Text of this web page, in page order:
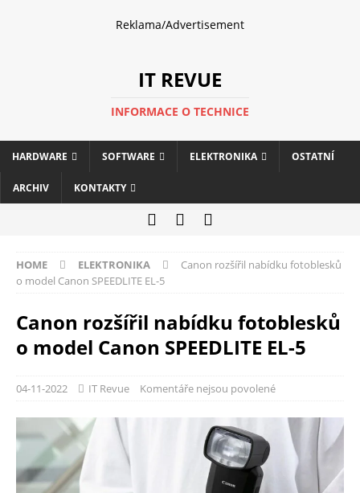
Reklama/Advertisement
IT REVUE
INFORMACE O TECHNICE
HARDWARE SOFTWARE ELEKTRONIKA OSTATNÍ
ARCHIV KONTAKTY
HOME ELEKTRONIKA
Canon rozšířil nabídku fotoblesků
o model Canon SPEEDLITE EL-5
Canon rozšířil nabídku fotoblesků
o model Canon SPEEDLITE EL-5
04-11-2022 IT Revue Komentáře nejsou povolené